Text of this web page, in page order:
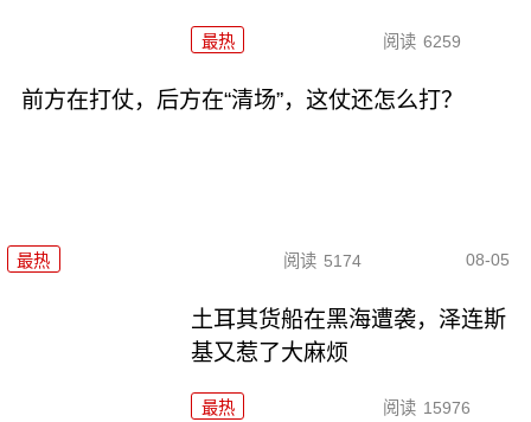
最热 阅读 6259
前方在打仗，后方在“清场”，这仗还怎么打？
最热 阅读 5174 08-05
土耳其货船在黑海遭袭，泽连斯
基又惹了大麻烦
最热 阅读 15976